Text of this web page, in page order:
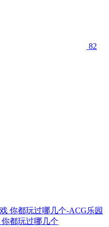
82
都玩过哪几个